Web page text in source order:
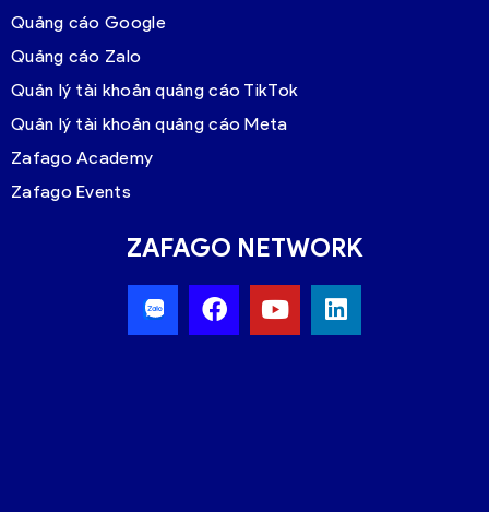
Quảng cáo Google
Quảng cáo Zalo
Quản lý tài khoản quảng cáo TikTok
Quản lý tài khoản quảng cáo Meta
Zafago Academy
Zafago Events
ZAFAGO NETWORK